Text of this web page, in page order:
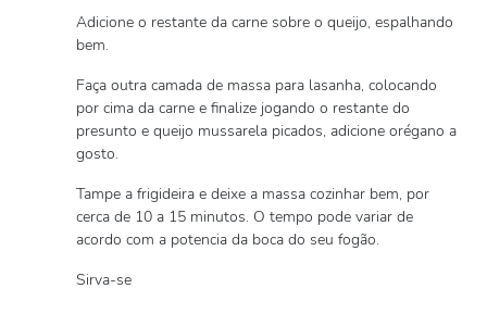
Adicione o restante da carne sobre o queijo, espalhando
bem.
Faça outra camada de massa para lasanha, colocando
por cima da carne e finalize jogando o restante do
presunto e queijo mussarela picados, adicione orégano a
gosto.
Tampe a frigideira e deixe a massa cozinhar bem, por
cerca de 10 a 15 minutos. O tempo pode variar de
acordo com a potencia da boca do seu fogão.
Sirva-se